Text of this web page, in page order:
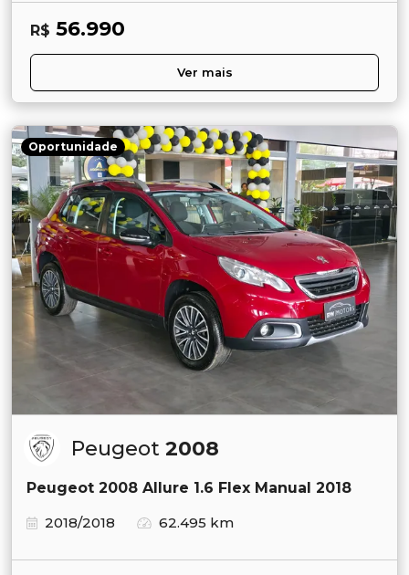
R$ 56.990
Ver mais
Oportunidade
Peugeot 2008
Peugeot 2008 Allure 1.6 Flex Manual 2018
2018/2018
62.495 km